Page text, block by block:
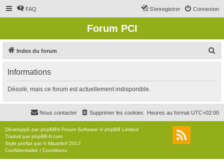
FAQ Connexion
S’enregistrer
Forum PCI
Index du forum
r
c
r
Informations
Désolé, mais ce forum est actuellement indisponible.
Heures au format UTC+02:00
Supprimer les cookies
Nous contacter
Développé parphpBB® Forum Software © phpBB Limited
Traduit parphpBB-fr.com
Style proflat par ©Mazeltof 2017
Confidentialité | Conditions